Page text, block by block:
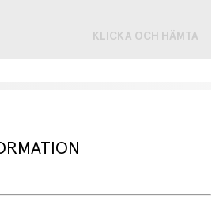
KLICKA OCH HÄMTA
fantasifigur från Papo.